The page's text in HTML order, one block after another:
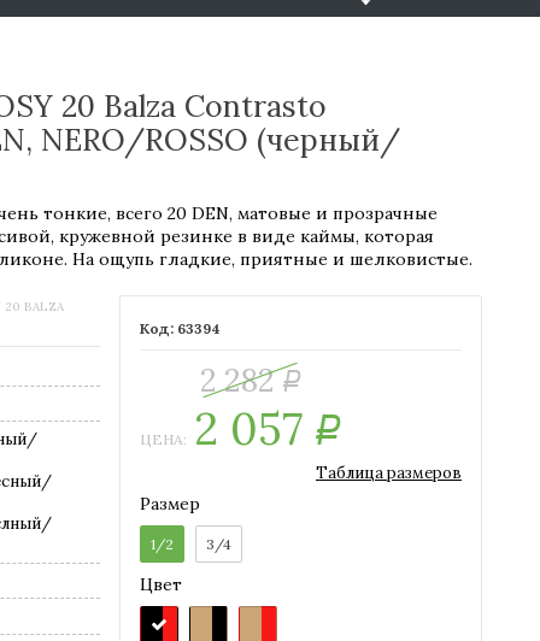
20 Balza Contrasto
NERO/ROSSO (черный/
тонкие, всего 20 DEN, матовые и прозрачные
кружевной резинке в виде каймы, которая
На ощупь гладкие, приятные и шелковистые.
63394
2 282Р
ЦЕНА: 2 057 Р
Таблица размеров
Размер
1/2 3/4
Цвет
20 BALZA